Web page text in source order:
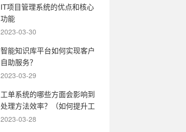
IT项目管理系统的优点和核心
功能
2023-03-30
智能知识库平台如何实现客户
自助服务？
2023-03-29
工单系统的哪些方面会影响到
处理方法效率？（如何提升工
单系统的运转效率）
2023-03-28